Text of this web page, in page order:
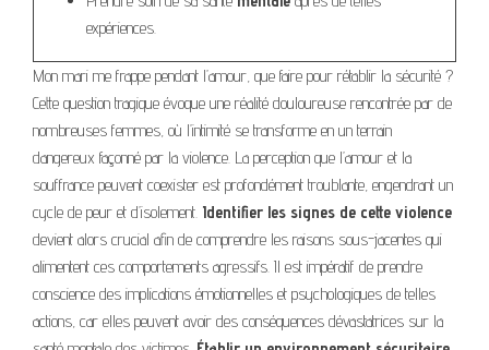
expériences.
Mon mari me frappe pendant l’amour, que faire pour rétablir la sécurité ?
Cette question tragique évoque une réalité douloureuse rencontrée par de
nombreuses femmes, où l’intimité se transforme en un terrain
dangereux façonné par la violence. La perception que l’amour et la
souffrance peuvent coexister est profondément troublante, engendrant un
cycle de peur et d’isolement. Identifier les signes de cette violence
devient alors crucial afin de comprendre les raisons sous-jacentes qui
alimentent ces comportements agressifs. Il est impératif de prendre
conscience des implications émotionnelles et psychologiques de telles
actions, car elles peuvent avoir des conséquences dévastatrices sur la